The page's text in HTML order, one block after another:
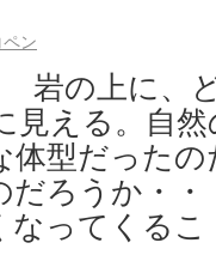
ン
岩の上に、
見える。自
体型だった
だろうか・
なってくる